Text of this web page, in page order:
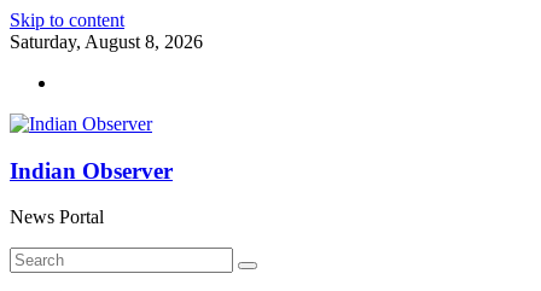
Skip to content
Saturday, August 8, 2026
Indian Observer
News Portal